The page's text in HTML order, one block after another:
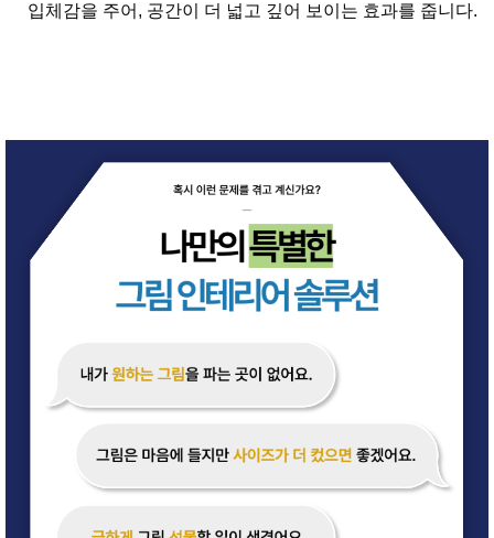
입체감을 주어, 공간이 더 넓고 깊어 보이는 효과를 줍니다.